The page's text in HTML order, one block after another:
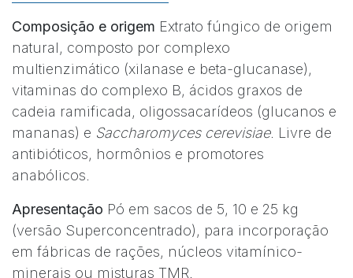
Composição e origem Extrato fúngico de origem
natural, composto por complexo
multienzimático (xilanase e beta-glucanase),
vitaminas do complexo B, ácidos graxos de
cadeia ramificada, oligossacarídeos (glucanos e
mananas) e Saccharomyces cerevisiae. Livre de
antibióticos, hormônios e promotores
anabólicos.
Apresentação Pó em sacos de 5, 10 e 25 kg
(versão Superconcentrado), para incorporação
em fábricas de rações, núcleos vitamínico-
minerais ou misturas TMR.